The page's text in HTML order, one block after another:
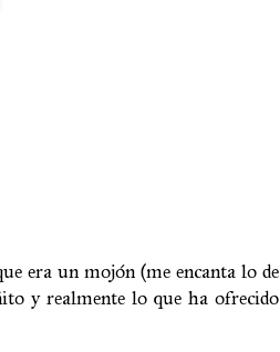
era un mojón (me encanta lo de
y realmente lo que ha ofrecido